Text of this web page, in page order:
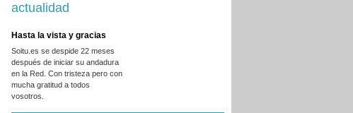
actualidad
Hasta la vista y gracias
Soitu.es se despide 22 meses
después de iniciar su andadura
en la Red. Con tristeza pero con
mucha gratitud a todos
vosotros.